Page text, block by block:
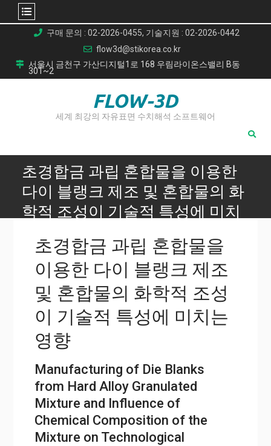
content
구매 문의 : 02-2026-0455, 기술지원 : 02-2026-0442
flow3d@stikorea.co.kr
서울시 금천구 가산디지털1로 168 우림라이온스밸리 B동
301~2
FLOW-3D
세계 최강의 자유표면 수치해석 소프트웨어
초경합금 과립 혼합물을 이용한
다이 블랭크 제조 및 혼합물의 화
학적 조성이 기술적 특성에 미치
Home
초경합금 과립 혼합물을 이용한 다이 블랭크 제조 및 혼합물의
화학적 조성이 기술적 특성에 미치는 영향
초경합금 과립 혼합물을
이용한 다이 블랭크 제조
및 혼합물의 화학적 조성
이 기술적 특성에 미치는
영향
Manufacturing of Die Blanks
from Hard Alloy Granulated
Mixture and Influence of
Chemical Composition of the
Mixture on Technological